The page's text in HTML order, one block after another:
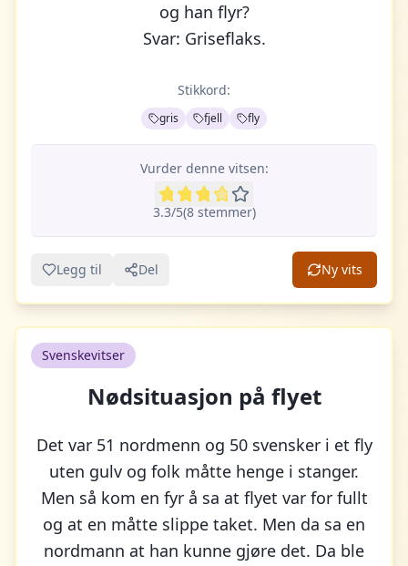
og han flyr?
Svar: Griseflaks.
Stikkord:
gris fjell fly
Vurder denne vitsen:
3.3/5(8stemmer)
Legg til Del Ny vits
Svenskevitser
Nødsituasjon på flyet
Det var 51 nordmenn og 50 svensker i et fly
uten gulv og folk måtte henge i stanger.
Men så kom en fyr å sa at flyet var for fullt
og at en måtte slippe taket. Men da sa en
nordmann at han kunne gjøre det. Da ble